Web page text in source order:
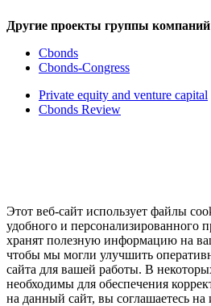
Другие проекты группы
Cbonds
Cbonds-Congress
Private equity and venture capital
Cbonds Review
Этот веб-сайт использует файлы
удобного и персонализированного
хранят полезную информацию на
чтобы мы могли улучшить
сайта для вашей работы. В
необходимы для обеспечения
на данный сайт, вы соглашаетесь на